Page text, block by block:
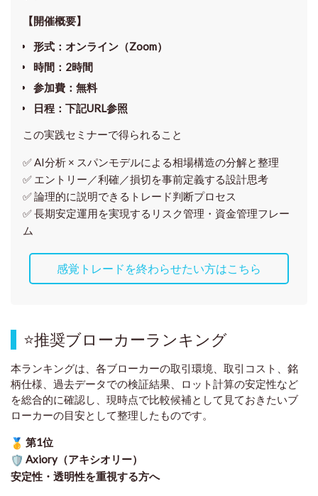
【開催概要】
形式：オンライン（Zoom）
時間：2時間
参加費：無料
日程：下記URL参照
この実践セミナーで得られること
✅ AI分析 × スパンモデルによる相場構造の分解と整理
✅ エントリー／利確／損切を事前定義する設計思考
✅ 論理的に説明できるトレード判断プロセス
✅ 長期安定運用を実現するリスク管理・資金管理フレー
ム
感覚トレードを終わらせたい方はこちら
⭐推奨ブローカーランキング
本ランキングは、各ブローカーの取引環境、取引コスト、銘
柄仕様、過去データでの検証結果、ロット計算の安定性など
を総合的に確認し、現時点で比較候補として見ておきたいブ
ローカーの目安として整理したものです。
第1位
Axiory（アキシオリー）
安定性・透明性を重視する方へ